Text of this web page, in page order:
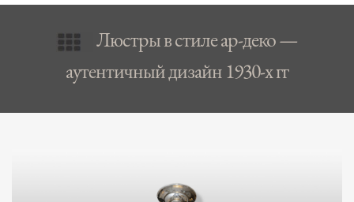
Люстры в стиле ар-деко —
аутентичный дизайн 1930-х гг